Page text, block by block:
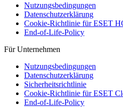
Nutzungsbedingungen
Datenschutzerklärung
Cookie-Richtlinie für ESET
End-of-Life-Policy
Für Unternehmen
Nutzungsbedingungen
Datenschutzerklärung
Sicherheitsrichtlinie
Cookie-Richtlinie für ESET
End-of-Life-Policy